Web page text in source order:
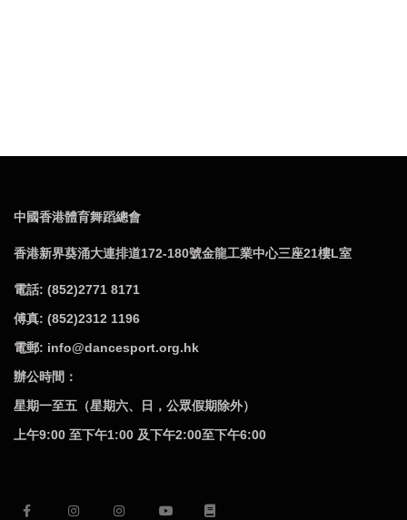
中國香港體育舞蹈總會
香港新界葵涌大連排道172-180號金龍工業中心三座21樓L室
電話: (852)2771 8171
傅真: (852)2312 1196
電郵: info@dancesport.org.hk
辦公時間：
星期一至五（星期六、日，公眾假期除外）
上午9:00 至下午1:00 及下午2:00至下午6:00